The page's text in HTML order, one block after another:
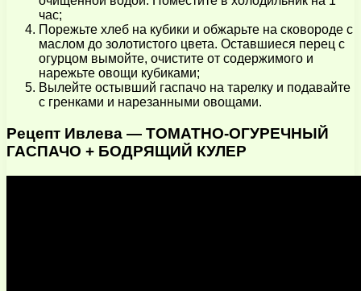
час;
Порежьте хлеб на кубики и обжарьте на сковороде с
маслом до золотистого цвета. Оставшиеся перец с
огурцом вымойте, очистите от содержимого и
нарежьте овощи кубиками;
Вылейте остывший гаспачо на тарелку и подавайте
с гренками и нарезанными овощами.
Рецепт Ивлева — ТОМАТНО-ОГУРЕЧНЫЙ
ГАСПАЧО + БОДРЯЩИЙ КУЛЕР